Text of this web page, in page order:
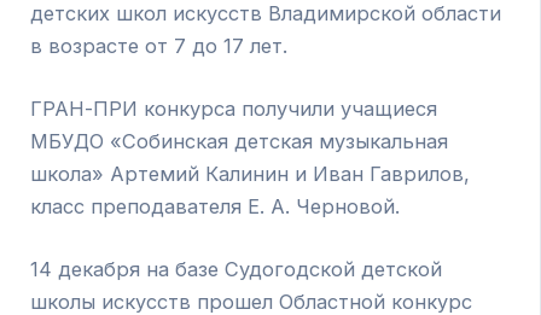
детских школ искусств Владимирской области
в возрасте от 7 до 17 лет.
ГРАН-ПРИ конкурса получили учащиеся
МБУДО «Собинская детская музыкальная
школа» Артемий Калинин и Иван Гаврилов,
класс преподавателя Е. А. Черновой.
14 декабря на базе Судогодской детской
школы искусств прошел Областной конкурс